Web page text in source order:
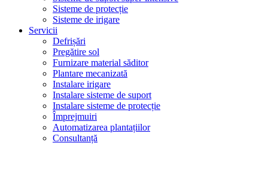
Sisteme de protecție
Sisteme de irigare
Servicii
Defrișări
Pregătire sol
Furnizare material săditor
Plantare mecanizată
Instalare irigare
Instalare sisteme de suport
Instalare sisteme de protecție
Împrejmuiri
Automatizarea plantațiilor
Consultanță